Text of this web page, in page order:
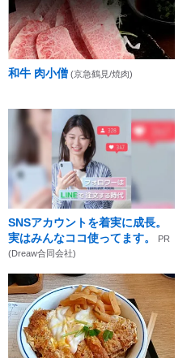
和牛 肉小僧 (京急鶴見/焼肉)
SNSアカウントを着実に成長。
実はみんなココ使ってます。
PR
(Dreaw合同会社)